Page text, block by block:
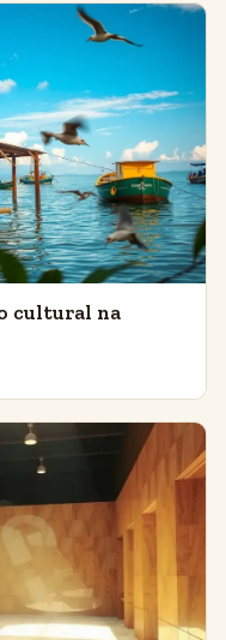
cultural na